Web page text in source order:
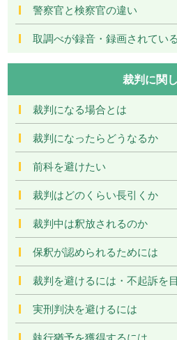
警察官と検察官の違い
取調べが録音・録画されてい
裁判に関
裁判になる場合とは
裁判になったらどうなるか
前科を避けたい
裁判はどのくらい長引くか
裁判中は釈放されるのか
保釈が認められるためには
裁判を避けるには・不起訴を
実刑判決を避けるには
執行猶予を獲得するには